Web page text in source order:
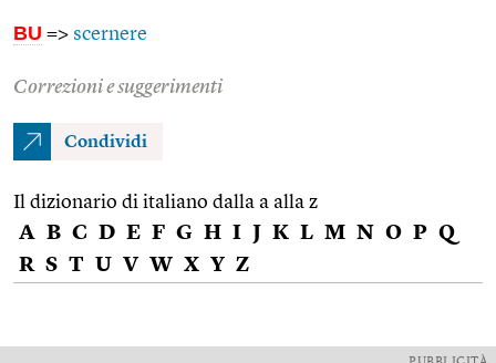
BU => scernere
Correzioni e suggerimenti
Condividi
Il dizionario di italiano dalla a alla z
A B C D E F G H I J K L M N O P Q
R S T U V W X Y Z